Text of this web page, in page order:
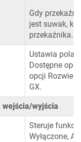
Gdy
jest suwak,
przekaźnika.
Ustawia
Dostępne
opcji
GX.
wyjścia
Steruje
Wyłączone,